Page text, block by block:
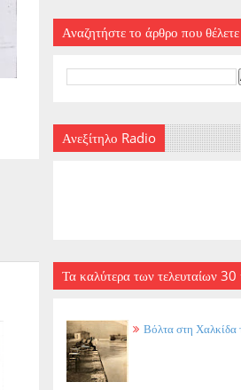
Αναζητήστε το άρθρο που θέλετε
Ανεξίτηλο Radio
Τα καλύτερα των τελευταίων
Βόλτα στη Χαλκίδα